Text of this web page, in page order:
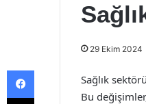
29 Ekim 2024
Sağlık
Bu
Facebook
X